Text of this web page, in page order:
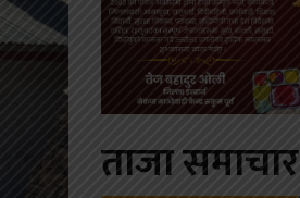
ताजा समाचार